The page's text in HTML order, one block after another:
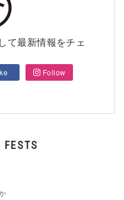
て最新情報をチェ
Follow
FESTS